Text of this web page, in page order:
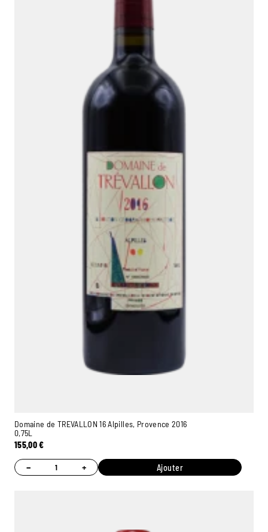
Domaine de TREVALLON 16 Alpilles, Provence 2016
0,75L
155,00€
− + Ajouter